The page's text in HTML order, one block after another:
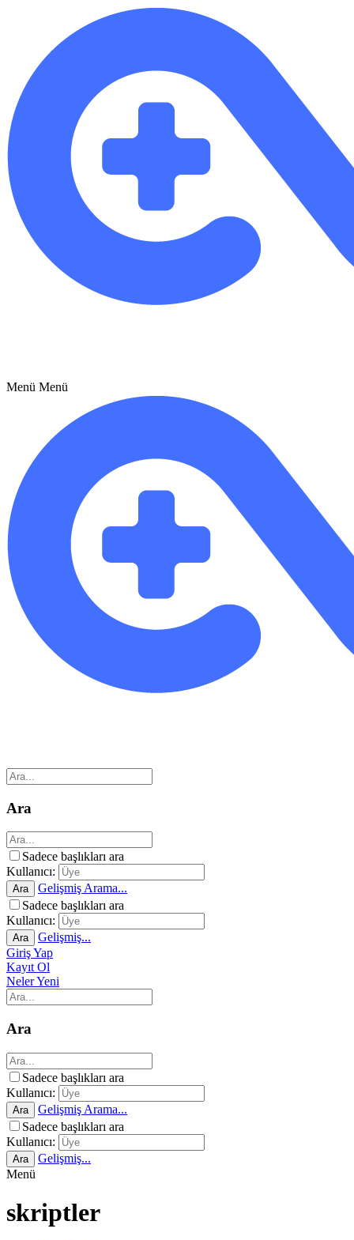
Menü Menü
Ara
Sadece başlıkları ara
Kullanıcı:
Ara
Gelişmiş Arama...
Sadece başlıkları ara
Kullanıcı:
Ara
Gelişmiş...
Giriş Yap
Kayıt Ol
Neler Yeni
Ara
Sadece başlıkları ara
Kullanıcı:
Ara
Gelişmiş Arama...
Sadece başlıkları ara
Kullanıcı:
Ara
Gelişmiş...
Menü
skriptler